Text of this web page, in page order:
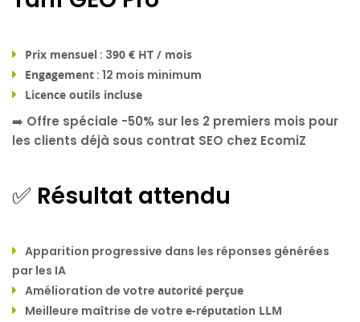
Prix mensuel : 390 € HT / mois
Engagement : 12 mois minimum
Licence outils incluse
➡️ Offre spéciale -50% sur les 2 premiers mois pour
les clients déjà sous contrat SEO chez EcomiZ
✅ Résultat attendu
Apparition progressive dans les réponses générées
par les IA
Amélioration de votre autorité perçue
Meilleure maîtrise de votre e-réputation LLM